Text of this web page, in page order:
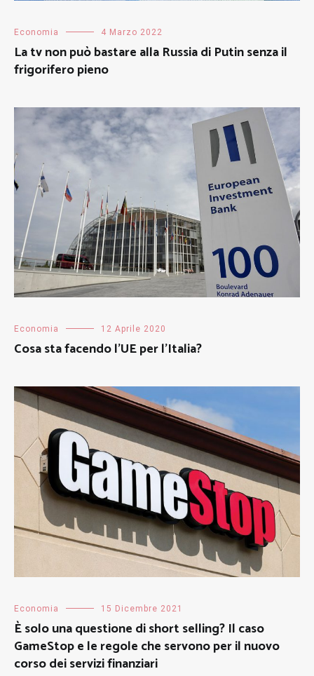
Economia 4 Marzo 2022
La tv non può bastare alla Russia di Putin senza il
frigorifero pieno
Economia 12 Aprile 2020
Cosa sta facendo l’UE per l’Italia?
Economia 15 Dicembre 2021
È solo una questione di short selling? Il caso
GameStop e le regole che servono per il nuovo
corso dei servizi finanziari